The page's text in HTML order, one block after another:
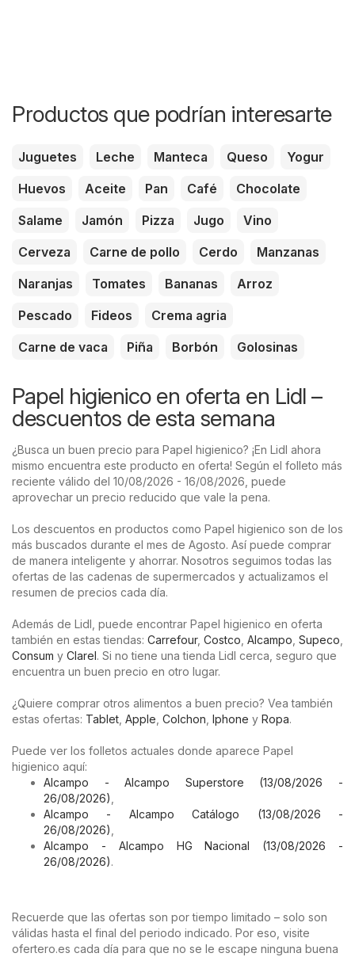
Productos que podrían interesarte
Juguetes Leche Manteca Queso
Yogur
Huevos
Aceite Pan Café
Chocolate
Salame
Jamón Pizza Jugo
Vino
Cerveza
Carne de pollo Cerdo
Manzanas
Naranjas
Tomates Bananas
Arroz
Pescado
Fideos
Crema agria
Carne de vaca
Piña Borbón Golosinas
Papel higienico en oferta en Lidl –
descuentos de esta semana
¿Busca un buen precio para Papel higienico? ¡En Lidl ahora
mismo encuentra este producto en oferta! Según el folleto más
reciente válido del 10/08/2026 - 16/08/2026, puede
aprovechar un precio reducido que vale la pena.
Los descuentos en productos como Papel higienico son de los
más buscados durante el mes de Agosto. Así puede comprar
de manera inteligente y ahorrar. Nosotros seguimos todas las
ofertas de las cadenas de supermercados y actualizamos el
resumen de precios cada día.
Además de Lidl, puede encontrar Papel higienico en oferta
también en estas tiendas: Carrefour, Costco Alcampo Supeco
Consum y Clarel. Si no tiene una tienda Lidl cerca, seguro que
encuentra un buen precio en otro lugar.
¿Quiere comprar otros alimentos a buen precio? Vea también
estas ofertas: Tablet Apple Colchon Iphone y Ropa.
Puede ver los folletos actuales donde aparece Papel
higienico aquí:
Alcampo - Alcampo Superstore (13/08/2026 -
26/08/2026)
Alcampo - Alcampo Catálogo (13/08/2026 -
26/08/2026)
Alcampo - Alcampo HG Nacional (13/08/2026 -
26/08/2026).
Recuerde que las ofertas son por tiempo limitado – solo son
válidas hasta el final del periodo indicado. Por eso, visite
ofertero.es cada día para que no se le escape ninguna buena